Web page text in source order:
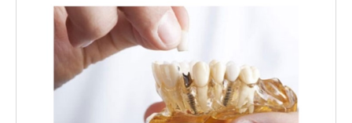
بانک، بیمه و سرمایه
مسکن و ساختمان